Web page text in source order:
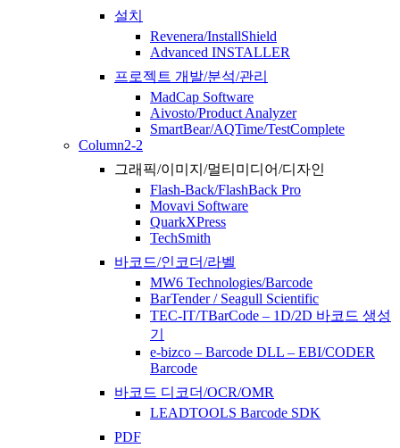
설치
Revenera/InstallShield
Advanced INSTALLER
프로젝트 개발/분석/관리
MadCap Software
Aivosto/Product Analyzer
SmartBear/AQTime/TestComplete
Column2-2
그래픽/이미지/멀티미디어/디자인
Flash-Back/FlashBack Pro
Movavi Software
QuarkXPress
TechSmith
바코드/인코더/라벨
MW6 Technologies/Barcode
BarTender / Seagull Scientific
TEC-IT/TBarCode – 1D/2D 바코드 생성
기
e-bizco – Barcode DLL – EBI/CODER
Barcode
바코드 디코더/OCR/OMR
LEADTOOLS Barcode SDK
PDF